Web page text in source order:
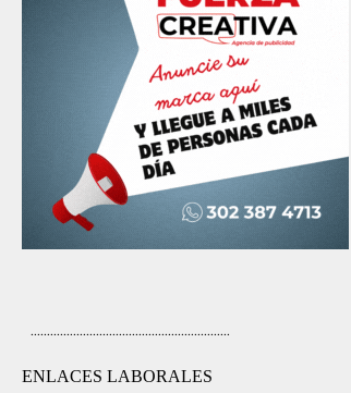
.............................................................
ENLACES LABORALES